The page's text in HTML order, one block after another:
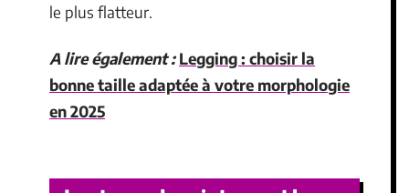
le plus flatteur.
A lire également : Legging : choisir la
bonne taille adaptée à votre morphologie
en 2025